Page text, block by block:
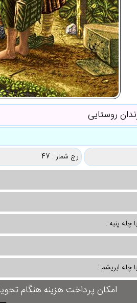
روستایی
رج شمار : 47
پنبه :
ابریشم :
امکان پرداخت هزینه هنگام